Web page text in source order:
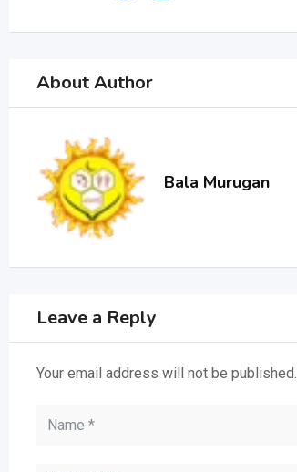
About Author
Bala Murugan
Leave a Reply
Your email address will not be published.